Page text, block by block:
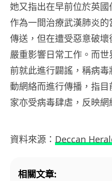
她又指出在早前位於英
作為一間治療武漢肺炎
傳送，但在遭受惡意破壞
嚴重影響日常工作。而
前就此進行闢謠，稱病
動網絡而進行傳播，指
家亦受病毒肆虐，反映網
資料來源： Deccan
相關文章: